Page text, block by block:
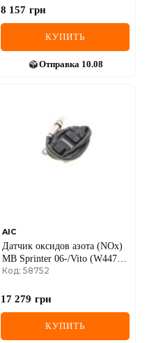
8 157 грн
КУПИТЬ
Отправка 10.08
AIC
Датчик оксидов азота (NOx)
MB Sprinter 06-/Vito (W447)
14- (OM651)
Код: 58752
17 279 грн
КУПИТЬ